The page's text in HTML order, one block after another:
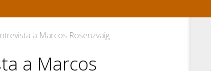
a Marcos Rosenzvaig
a Marcos